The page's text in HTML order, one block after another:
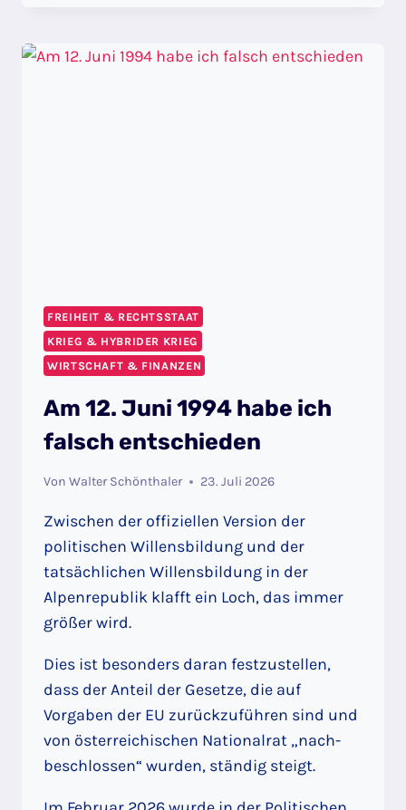
VERLIERER:
FREIHEIT & RECHTSSTAAT
KRIEG & HYBRIDER KRIEG
WIRTSCHAFT & FINANZEN
Am 12. Juni 1994 habe ich
falsch entschieden
Von Walter Schönthaler 23. Juli 2026
Zwischen der offiziellen Version der
politischen Willensbildung und der
tatsächlichen Willensbildung in der
Alpenrepublik klafft ein Loch, das immer
größer wird.
Dies ist besonders daran festzustellen,
dass der Anteil der Gesetze, die auf
Vorgaben der EU zurückzuführen sind und
von österreichischen Nationalrat „nach-
beschlossen“ wurden, ständig steigt.